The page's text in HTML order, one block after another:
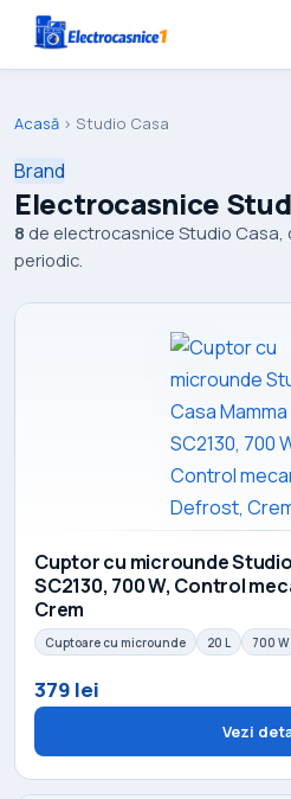
Acasă › Studio Casa
Brand
Electrocasnice
8 de electrocasnice Studio
periodic.
Cuptor cu microunde
SC2130, 700 W, Control
Crem
Cuptoare cu microunde 20 L 700 W
379 lei
Vezi